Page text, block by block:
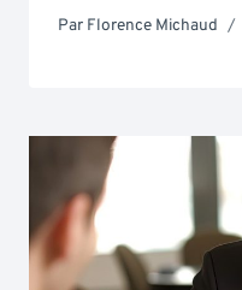
Par Florence Michaud